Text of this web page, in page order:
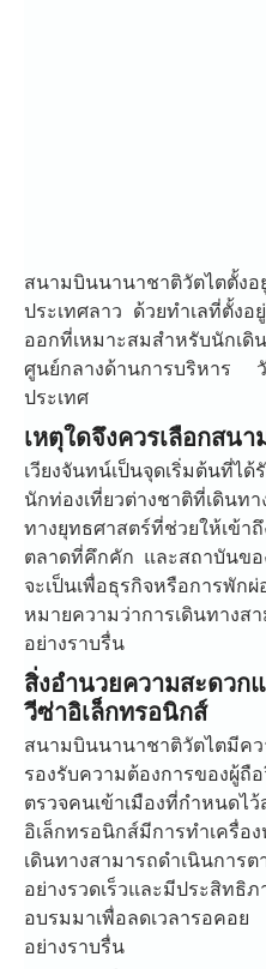
สนามบินนานาชาติวัตไตตั้งอ
ประเทศลาว ด้วยทำเลที่ตั้งอ
ออกที่เหมาะสมสำหรับนักเดิ
ศูนย์กลางด้านการบริหาร
ประเทศ
เหตุใดจึงควรเลือกสน
เวียงจันทน์เป็นจุดเริ่มต้นที่ไ
นักท่องเที่ยวต่างชาติที่เดินท
ทางยุทธศาสตร์ที่ช่วยให้เข้
ตลาดที่คึกคัก และสถาบันขอ
จะเป็นเพื่อธุรกิจหรือการพั
หมายความว่าการเดินทางส
อย่างราบรื่น
สิ่งอำนวยความสะดวก
วีซ่าอิเล็กทรอนิกส์
สนามบินนานาชาติวัตไตมีค
รองรับความต้องการของผู้ถื
ตรวจคนเข้าเมืองที่กำหนดไ
อิเล็กทรอนิกส์มีการทำเครื่อ
เดินทางสามารถดำเนินการ
อย่างรวดเร็วและมีประสิ
อบรมมาเพื่อลดเวลารอคอ
อย่างราบรื่น